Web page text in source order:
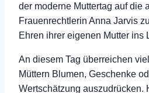
der moderne Muttertag auf die
Frauenrechtlerin Anna Jarvis
Ehren ihrer eigenen Mutter ins
An diesem Tag überreichen
Müttern Blumen, Geschenke
Wertschätzung auszudrücken.